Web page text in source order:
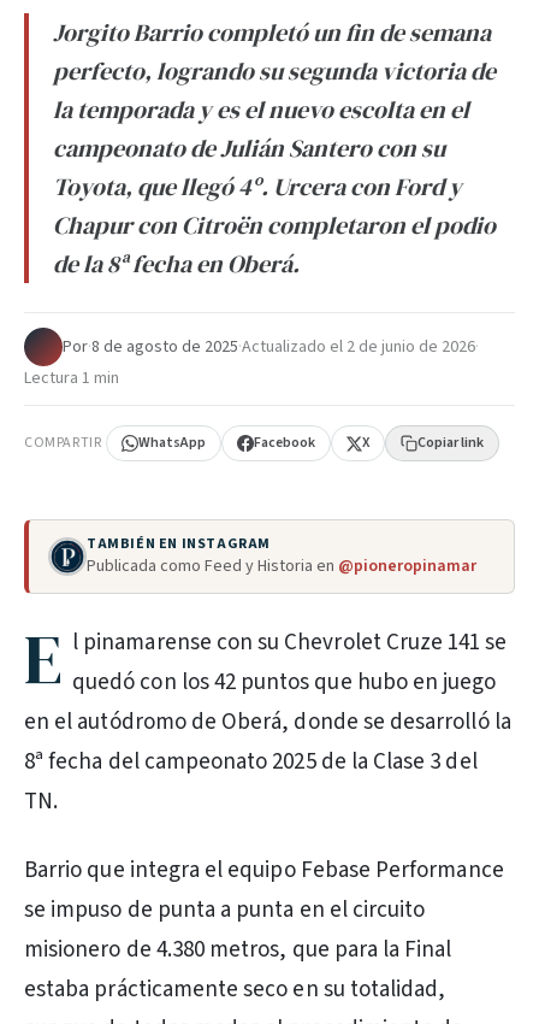
Jorgito Barrio completó un fin de semana
perfecto, logrando su segunda victoria de
la temporada y es el nuevo escolta en el
campeonato de Julián Santero con su
Toyota, que llegó 4º. Urcera con Ford y
Chapur con Citroën completaron el podio
de la 8ª fecha en Oberá.
Por·8 de agosto de 2025·Actualizado el 2 de junio de 2026·
Lectura 1 min
COMPARTIR WhatsApp Facebook X Copiar link
TAMBIÉN EN INSTAGRAM
Publicada como Feed y Historia en @pioneropinamar
E l pinamarense con su Chevrolet Cruze 141 se
quedó con los 42 puntos que hubo en juego
en el autódromo de Oberá, donde se desarrolló la
8ª fecha del campeonato 2025 de la Clase 3 del
TN.
Barrio que integra el equipo Febase Performance
se impuso de punta a punta en el circuito
misionero de 4.380 metros, que para la Final
estaba prácticamente seco en su totalidad,